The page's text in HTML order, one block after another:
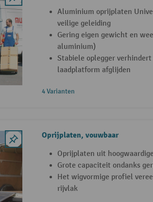
Aluminium oprijplaten
veilige geleiding
Gering eigen gewicht en
aluminium)
Stabiele oplegger
laadplatform afglijden
4 Varianten
Oprijplaten, vouwbaar
Oprijplaten uit
Grote capaciteit ondanks
Het wigvormige profiel
rijvlak